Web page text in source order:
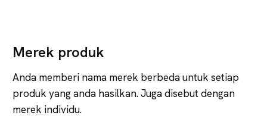
Merek produk
Anda memberi nama merek berbeda untuk setiap
produk yang anda hasilkan. Juga disebut dengan
merek individu.